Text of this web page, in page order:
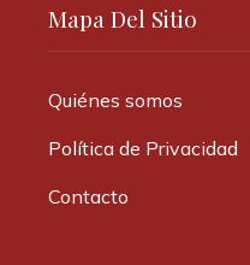
Mapa Del Sitio
Quiénes somos
Política de Privacidad
Contacto